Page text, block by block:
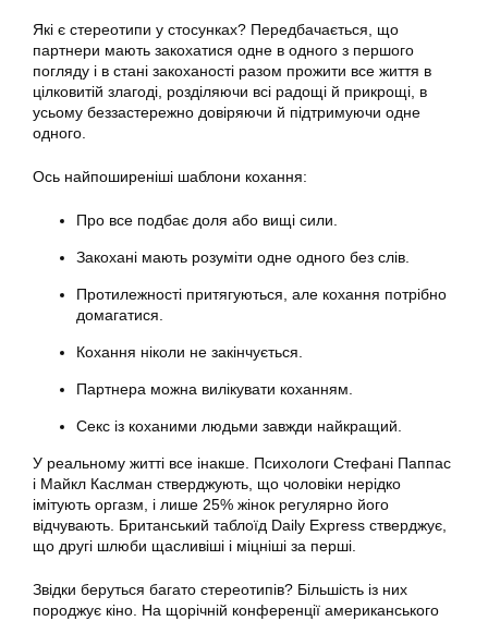
Які є стереотипи у стосунках? Передбачається, що
партнери мають закохатися одне в одного з першого
погляду і в стані закоханості разом прожити все життя в
цілковитій злагоді, розділяючи всі радощі й прикрощі, в
усьому беззастережно довіряючи й підтримуючи одне
одного.
Ось найпоширеніші шаблони кохання:
Про все подбає доля або вищі сили.
Закохані мають розуміти одне одного без слів.
Протилежності притягуються, але кохання потрібно
домагатися.
Кохання ніколи не закінчується.
Партнера можна вилікувати коханням.
Секс із коханими людьми завжди найкращий.
У реальному житті все інакше. Психологи Стефані Паппас
і Майкл Каслман стверджують, що чоловіки нерідко
імітують оргазм, і лише 25% жінок регулярно його
відчувають. Британський таблоїд Daily Express стверджує,
що другі шлюби щасливіші і міцніші за перші.
Звідки беруться багато стереотипів? Більшість із них
породжує кіно. На щорічній конференції американського